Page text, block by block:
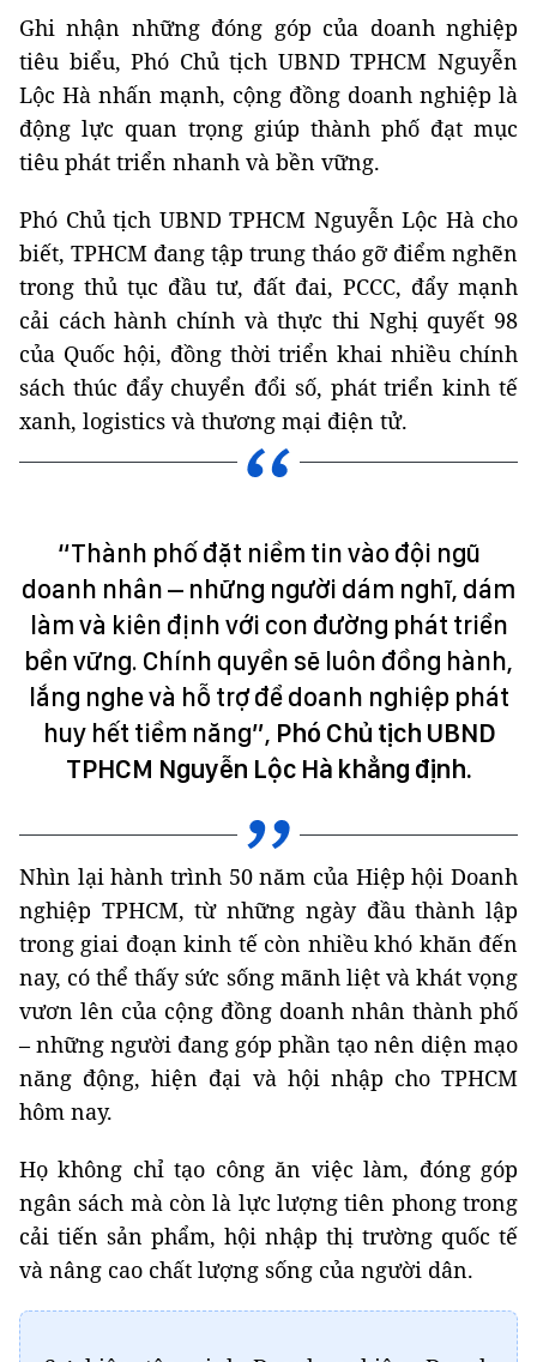
Ghi nhận những đóng góp của doanh nghiệp
tiêu biểu, Phó Chủ tịch UBND TPHCM Nguyễn
Lộc Hà nhấn mạnh, cộng đồng doanh nghiệp là
động lực quan trọng giúp thành phố đạt mục
tiêu phát triển nhanh và bền vững.
Phó Chủ tịch UBND TPHCM Nguyễn Lộc Hà cho
biết, TPHCM đang tập trung tháo gỡ điểm nghẽn
trong thủ tục đầu tư, đất đai, PCCC, đẩy mạnh
cải cách hành chính và thực thi Nghị quyết 98
của Quốc hội, đồng thời triển khai nhiều chính
sách thúc đẩy chuyển đổi số, phát triển kinh tế
xanh, logistics và thương mại điện tử.
“Thành phố đặt niềm tin vào đội ngũ
doanh nhân – những người dám nghĩ, dám
làm và kiên định với con đường phát triển
bền vững. Chính quyền sẽ luôn đồng hành,
lắng nghe và hỗ trợ để doanh nghiệp phát
huy hết tiềm năng”, Phó Chủ tịch UBND
TPHCM Nguyễn Lộc Hà khẳng định.
Nhìn lại hành trình 50 năm của Hiệp hội Doanh
nghiệp TPHCM, từ những ngày đầu thành lập
trong giai đoạn kinh tế còn nhiều khó khăn đến
nay, có thể thấy sức sống mãnh liệt và khát vọng
vươn lên của cộng đồng doanh nhân thành phố
– những người đang góp phần tạo nên diện mạo
năng động, hiện đại và hội nhập cho TPHCM
hôm nay.
Họ không chỉ tạo công ăn việc làm, đóng góp
ngân sách mà còn là lực lượng tiên phong trong
cải tiến sản phẩm, hội nhập thị trường quốc tế
và nâng cao chất lượng sống của người dân.